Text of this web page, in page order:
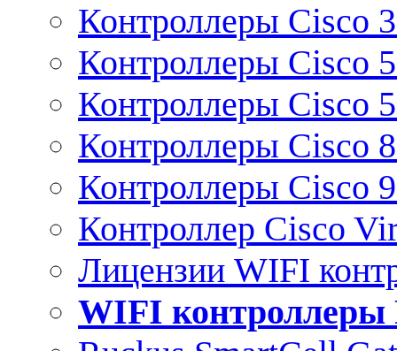
Контроллеры Cisco
Контроллеры Cisco
Контроллеры Cisco
Контроллеры Cisco
Контроллеры Cisco
Контроллер Cisco
Лицензии WIFI
WIFI контроллеры